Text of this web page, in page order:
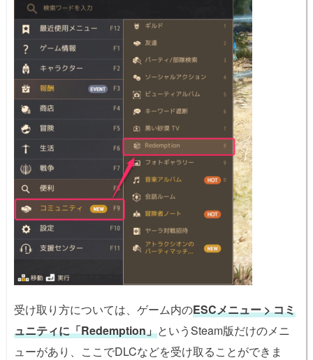
受け取り方については、ゲーム内のESCメニュー > コミ
ュニティに「Redemption」というSteam版だけのメニ
ューがあり、ここでDLCなどを受け取ることができま